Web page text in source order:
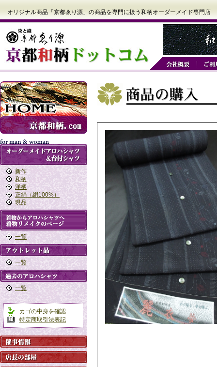
オリジナル商品「京都ゑり源」の商品を専門に扱う和柄オーダーメイド専門店
新作
和柄
洋柄
正絹（絹100%）
現品
一覧
一覧
一覧
カゴの中身を確認
特定商取引法表記